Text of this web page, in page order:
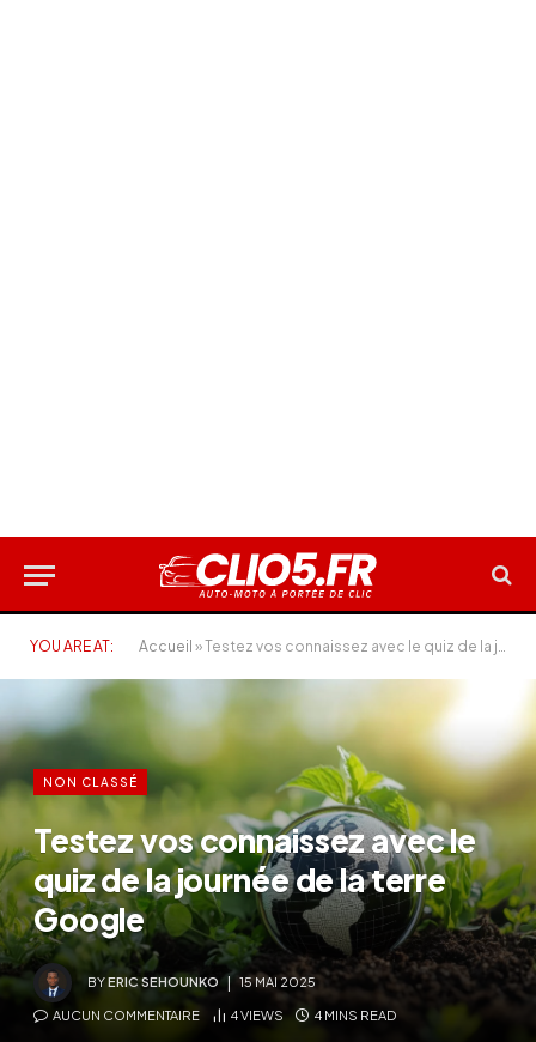
YOU ARE AT: Accueil »Testez vos connaissez avec le quiz de la journée de la terre Google
NON CLASSÉ
Testez vos connaissez avec le
quiz de la journée de la terre
Google
BYERIC SEHOUNKO 15 MAI 2025
AUCUN COMMENTAIRE 4VIEWS 4 MINS READ